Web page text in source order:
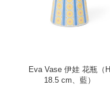
Eva Vase 伊娃 花瓶（H
18.5 cm、藍）